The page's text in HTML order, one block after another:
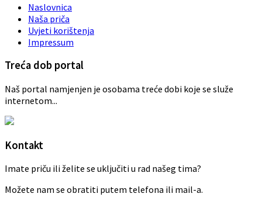
Naslovnica
Naša priča
Uvjeti korištenja
Impressum
Treća dob portal
Naš portal namjenjen je osobama treće dobi koje se služe
internetom...
Kontakt
Imate priču ili želite se uključiti u rad našeg tima?
Možete nam se obratiti putem telefona ili mail-a.